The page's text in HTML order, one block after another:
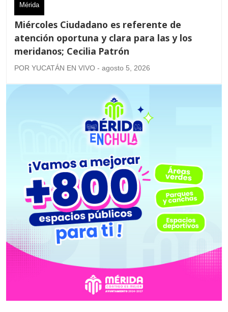
Mérida
Miércoles Ciudadano es referente de
atención oportuna y clara para las y los
meridanos; Cecilia Patrón
POR YUCATÁN EN VIVO - agosto 5, 2026